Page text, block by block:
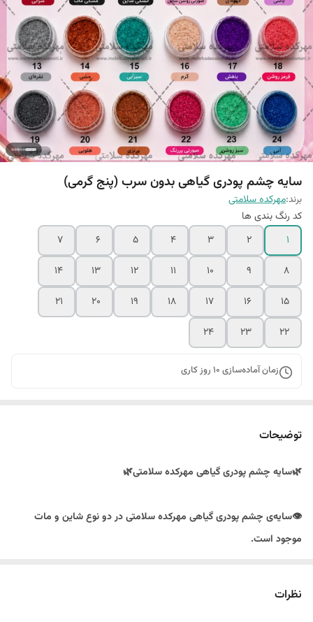
سایه چشم پودری گیاهی بدون سرب (پنج گرمی)
برند:مهرکده سلامتی
کد رنگ بندی ها
۱
۲ ۳ ۴ ۵ ۶
۷
۸
۹ ۱۰ ۱۱ ۱۲ ۱۳
۱۴
۱۵
۱۶ ۱۷ ۱۸ ۱۹ ۲۰
۲۱
۲۲
۲۳ ۲۴
زمان آماده‌سازی 10 روز کاری
توضیحات
🌿سایه چشم پودری گیاهی مهرکده سلامتی🌿
👁️سایه‌ی چشم پودری گیاهی مهرکده سلامتی در دو نوع شاین و مات
موجود است.
نظرات